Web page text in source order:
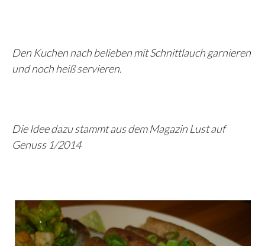
Den Kuchen nach belieben mit Schnittlauch garnieren
und noch heiß servieren.
Die Idee dazu stammt aus dem Magazin Lust auf
Genuss 1/2014